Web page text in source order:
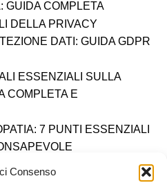
Consenso
GUIDA COMPLETA
DELLA PRIVACY
DATI: GUIDA GDPR
ESSENZIALI SULLA
COMPLETA E
7 PUNTI ESSENZIALI
IMPRINT